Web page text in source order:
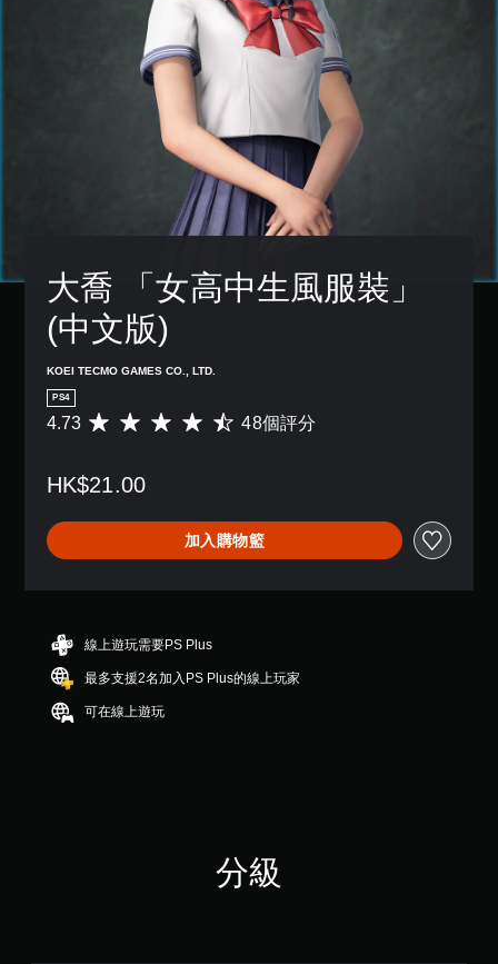
大喬 「女高中生風服裝」
(中文版)
KOEI TECMO GAMES CO., LTD.
PS4
平
分
4
.
（
滿
分
5
顆
4.73 48個評分
HK$21.00
加入購物籃
線上遊玩需要PS Plus
最多支援2名加入PS Plus的線上玩家
可在線上遊玩
分級